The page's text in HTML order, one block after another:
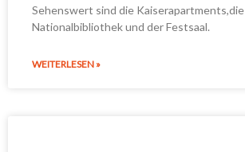
Sehenswert sind die Kaiserapartments,die
Nationalbibliothek und der Festsaal.
WEITERLESEN »